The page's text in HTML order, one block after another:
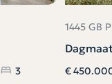
3
1445 GB
€